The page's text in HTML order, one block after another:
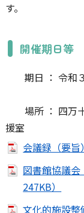
す。
開催期日等
期日 ： 令和
場所 ： 四万
援室
会議録（要旨
図書館協議会
247KB）
文化的施設